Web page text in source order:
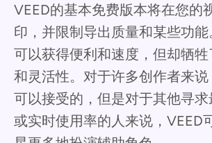
VEED的基本免费版本将在您的
印，并限制导出质量和某些功
可以获得便利和速度，但却牺
和灵活性。对于许多创作者来
可以接受的，但是对于其他寻
或实时使用率的人来说，VEED